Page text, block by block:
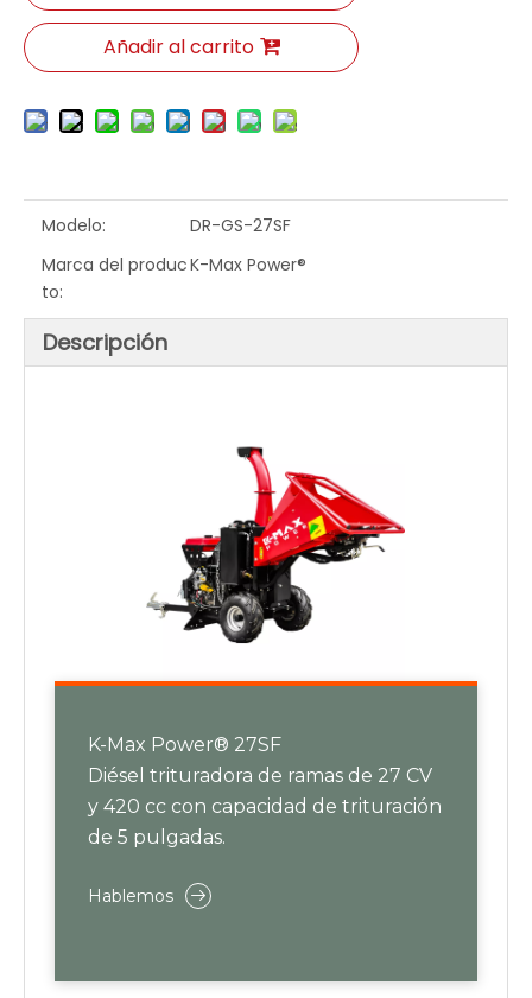
Añadir al carrito
Modelo:
DR-GS-27SF
Marca del produc
to:
K-Max Power®
Descripción
K-Max Power® 27SF
Diésel trituradora de ramas de 27 CV
y ​​420 cc con capacidad de trituración
de 5 pulgadas.
Hablemos